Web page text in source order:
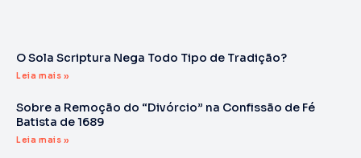
O Sola Scriptura Nega Todo Tipo de Tradição?
Leia mais »
Sobre a Remoção do “Divórcio” na Confissão de Fé
Batista de 1689
Leia mais »